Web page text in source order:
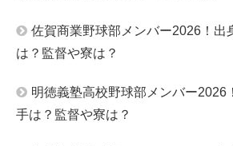
佐賀商業野球部メンバー2026！出
は？監督や寮は？
明徳義塾高校野球部メンバー2026
手は？監督や寮は？